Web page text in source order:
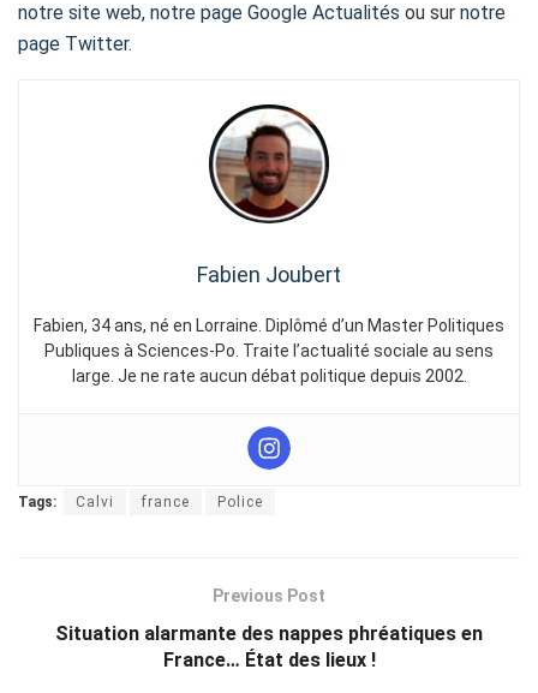
notre site web, notre page Google Actualités ou sur notre
page Twitter.
Fabien Joubert
Fabien, 34 ans, né en Lorraine. Diplômé d’un Master Politiques
Publiques à Sciences-Po. Traite l’actualité sociale au sens
large. Je ne rate aucun débat politique depuis 2002.
Tags: Calvi france Police
Previous Post
Situation alarmante des nappes phréatiques en
France… État des lieux !